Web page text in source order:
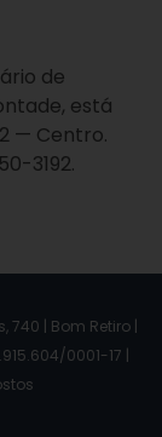
de
está
— Centro.
3192.
740 | Bom Retiro |
0001-17 |